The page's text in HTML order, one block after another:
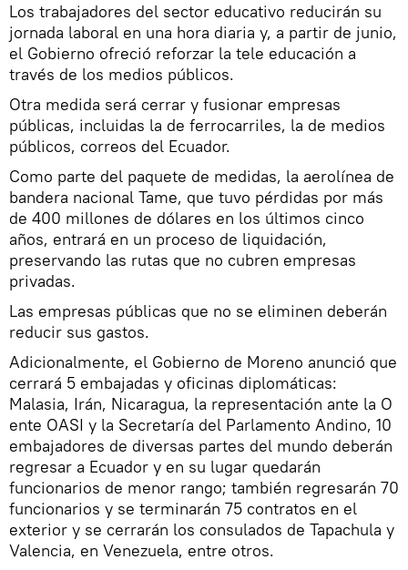
Los trabajadores del sector educativo reducirán su
jornada laboral en una hora diaria y, a partir de junio,
el Gobierno ofreció reforzar la tele educación a
través de los medios públicos.
Otra medida será cerrar y fusionar empresas
públicas, incluidas la de ferrocarriles, la de medios
públicos, correos del Ecuador.
Como parte del paquete de medidas, la aerolínea de
bandera nacional Tame, que tuvo pérdidas por más
de 400 millones de dólares en los últimos cinco
años, entrará en un proceso de liquidación,
preservando las rutas que no cubren empresas
privadas.
Las empresas públicas que no se eliminen deberán
reducir sus gastos.
Adicionalmente, el Gobierno de Moreno anunció que
cerrará 5 embajadas y oficinas diplomáticas:
Malasia, Irán, Nicaragua, la representación ante la O
ente OASI y la Secretaría del Parlamento Andino, 10
embajadores de diversas partes del mundo deberán
regresar a Ecuador y en su lugar quedarán
funcionarios de menor rango; también regresarán 70
funcionarios y se terminarán 75 contratos en el
exterior y se cerrarán los consulados de Tapachula y
Valencia, en Venezuela, entre otros.